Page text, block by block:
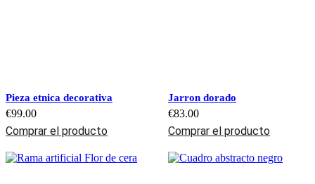
Pieza etnica decorativa
€99.00
Comprar el producto
Jarron dorado
€83.00
Comprar el producto